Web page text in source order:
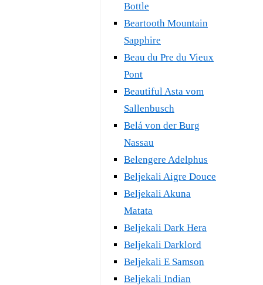
Bottle
Beartooth Mountain
Sapphire
Beau du Pre du Vieux
Pont
Beautiful Asta vom
Sallenbusch
Belá von der Burg
Nassau
Belengere Adelphus
Beljekali Aigre Douce
Beljekali Akuna
Matata
Beljekali Dark Hera
Beljekali Darklord
Beljekali E Samson
Beljekali Indian